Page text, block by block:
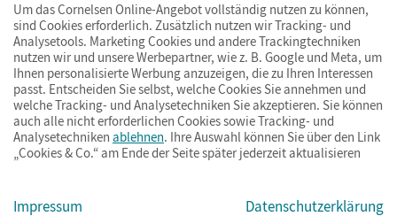
© Cornelsen Verlag 2026
ImpressumAGBDatenschutzBarrierefreiheitCookies & Co.
Um das Cornelsen Online-Angebot vollständig nutzen zu können,
sind Cookies erforderlich. Zusätzlich nutzen wir Tracking- und
Analysetools. Marketing Cookies und andere Trackingtechniken
nutzen wir und unsere Werbepartner, wie z. B. Google und Meta, um
Ihnen personalisierte Werbung anzuzeigen, die zu Ihren Interessen
passt. Entscheiden Sie selbst, welche Cookies Sie annehmen und
welche Tracking- und Analysetechniken Sie akzeptieren. Sie können
auch alle nicht erforderlichen Cookies sowie Tracking- und
Analysetechniken ablehnen. Ihre Auswahl können Sie über den Link
„Cookies & Co.“ am Ende der Seite später jederzeit aktualisieren
Impressum Datenschutzerklärung